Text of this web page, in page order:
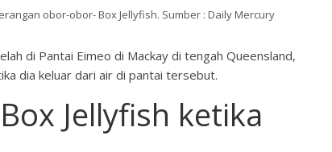
obor-obor- Box Jellyfish. Sumber : Daily Mercury
di Pantai Eimeo di Mackay di tengah Queensland,
dia keluar dari air di pantai tersebut.
Jellyfish ketika